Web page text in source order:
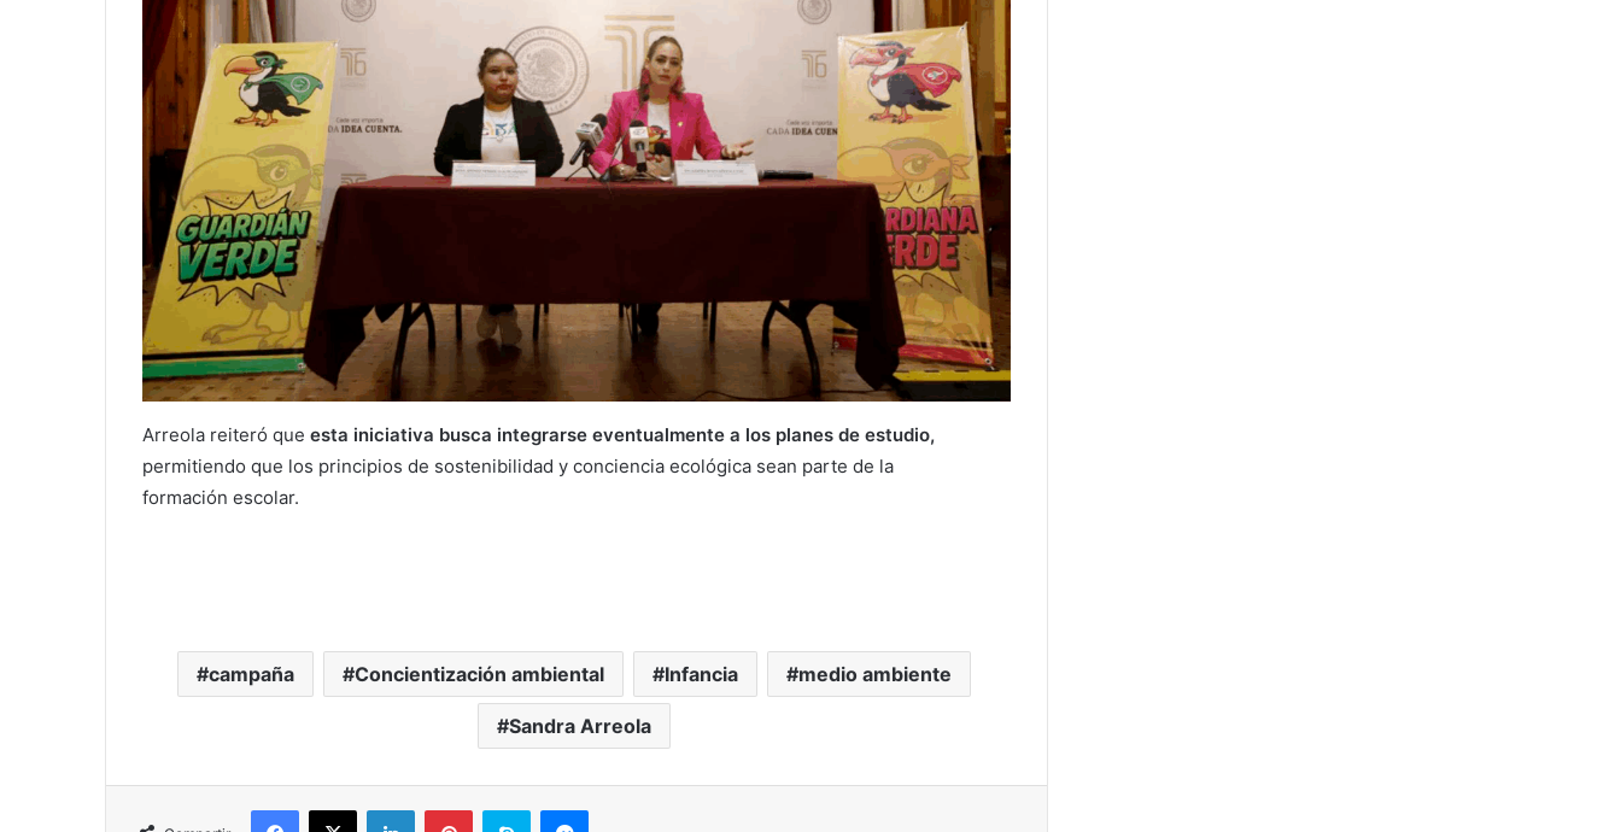
Arreola reiteró que esta iniciativa busca integrarse eventualmente a los planes de estudio,
permitiendo que los principios de sostenibilidad y conciencia ecológica sean parte de la
formación escolar.
campaña Concientización ambiental Infancia medio ambiente
Sandra Arreola
Facebook
X LinkedInPinterestSkype Messenger